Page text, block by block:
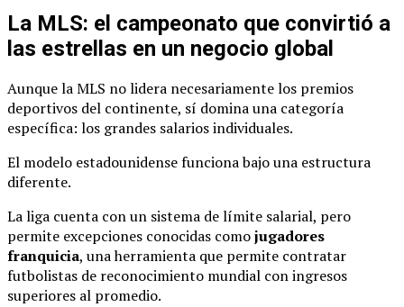
La MLS: el campeonato que convirtió a
las estrellas en un negocio global
Aunque la MLS no lidera necesariamente los premios
deportivos del continente, sí domina una categoría
específica: los grandes salarios individuales.
El modelo estadounidense funciona bajo una estructura
diferente.
La liga cuenta con un sistema de límite salarial, pero
permite excepciones conocidas comojugadores
franquicia, una herramienta que permite contratar
futbolistas de reconocimiento mundial con ingresos
superiores al promedio.